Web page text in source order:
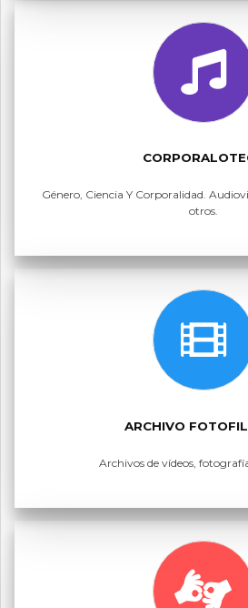
Género, Ciencia Y Corporalidad.
otros.
ARCHIVO
Archivos de vídeos,